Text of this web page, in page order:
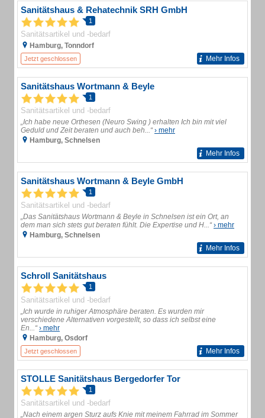
Sanitätshaus & Rehatechnik SRH GmbH
1
Sanitätsartikel und -bedarf
Hamburg, Tonndorf
Jetzt geschlossen Mehr Infos
Sanitätshaus Wortmann & Beyle
1
Sanitätsartikel und -bedarf
„Ich habe neue Orthesen (Neuro Swing ) erhalten Ich bin mit viel
Geduld und Zeit beraten und auch beh...“› mehr
Hamburg, Schnelsen
Mehr Infos
Sanitätshaus Wortmann & Beyle GmbH
1
Sanitätsartikel und -bedarf
„Das Sanitätshaus Wortmann & Beyle in Schnelsen ist ein Ort, an
dem man sich stets gut beraten fühlt. Die Expertise und H...“› mehr
Hamburg, Schnelsen
Mehr Infos
Schroll Sanitätshaus
1
Sanitätsartikel und -bedarf
„Ich wurde in ruhiger Atmosphäre beraten. Es wurden mir
verschiedene Alternativen vorgestellt, so dass ich selbst eine
En...“› mehr
Hamburg, Osdorf
Jetzt geschlossen Mehr Infos
STOLLE Sanitätshaus Bergedorfer Tor
1
Sanitätsartikel und -bedarf
„Nach einem argen Sturz aufs Knie mit meinem Fahrrad im Sommer